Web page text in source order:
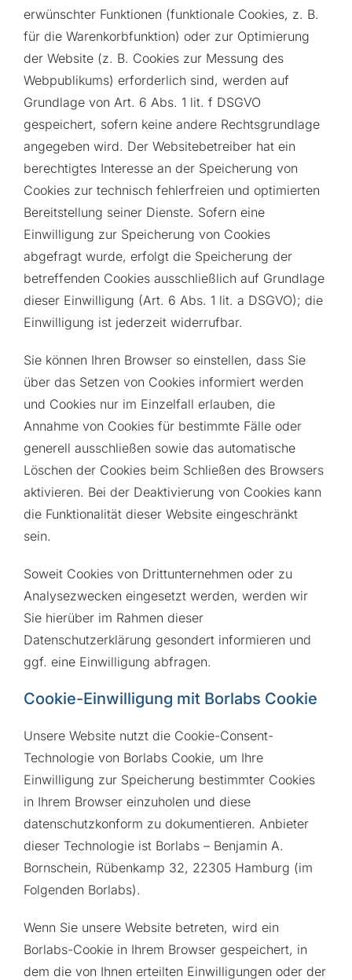
erwünschter Funktionen (funktionale Cookies, z. B.
für die Warenkorbfunktion) oder zur Optimierung
der Website (z. B. Cookies zur Messung des
Webpublikums) erforderlich sind, werden auf
Grundlage von Art. 6 Abs. 1 lit. f DSGVO
gespeichert, sofern keine andere Rechtsgrundlage
angegeben wird. Der Websitebetreiber hat ein
berechtigtes Interesse an der Speicherung von
Cookies zur technisch fehlerfreien und optimierten
Bereitstellung seiner Dienste. Sofern eine
Einwilligung zur Speicherung von Cookies
abgefragt wurde, erfolgt die Speicherung der
betreffenden Cookies ausschließlich auf Grundlage
dieser Einwilligung (Art. 6 Abs. 1 lit. a DSGVO); die
Einwilligung ist jederzeit widerrufbar.
Sie können Ihren Browser so einstellen, dass Sie
über das Setzen von Cookies informiert werden
und Cookies nur im Einzelfall erlauben, die
Annahme von Cookies für bestimmte Fälle oder
generell ausschließen sowie das automatische
Löschen der Cookies beim Schließen des Browsers
aktivieren. Bei der Deaktivierung von Cookies kann
die Funktionalität dieser Website eingeschränkt
sein.
Soweit Cookies von Drittunternehmen oder zu
Analysezwecken eingesetzt werden, werden wir
Sie hierüber im Rahmen dieser
Datenschutzerklärung gesondert informieren und
ggf. eine Einwilligung abfragen.
Cookie-Einwilligung mit Borlabs Cookie
Unsere Website nutzt die Cookie-Consent-
Technologie von Borlabs Cookie, um Ihre
Einwilligung zur Speicherung bestimmter Cookies
in Ihrem Browser einzuholen und diese
datenschutzkonform zu dokumentieren. Anbieter
dieser Technologie ist Borlabs – Benjamin A.
Bornschein, Rübenkamp 32, 22305 Hamburg (im
Folgenden Borlabs).
Wenn Sie unsere Website betreten, wird ein
Borlabs-Cookie in Ihrem Browser gespeichert, in
dem die von Ihnen erteilten Einwilligungen oder der